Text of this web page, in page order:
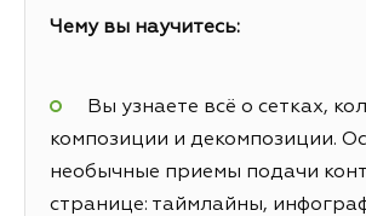
Чему вы научитесь:
Вы узнаете всё о сетках,
композиции и декомпозиции.
необычные приемы подачи
странице: таймлайны,